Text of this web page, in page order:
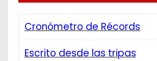
Cronómetro de Récords
Escrito desde las tripas